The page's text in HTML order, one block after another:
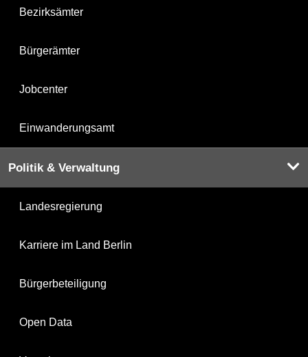
Bezirksämter
Bürgerämter
Jobcenter
Einwanderungsamt
Politik & Verwaltung
Landesregierung
Karriere im Land Berlin
Bürgerbeteiligung
Open Data